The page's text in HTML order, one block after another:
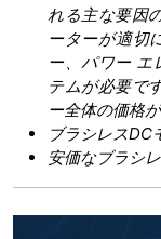
れる主な要因
ーターが適切
ー、パワー エ
テムが必要で
ー全体の価格
ブラシレスDC
安価なブラシ